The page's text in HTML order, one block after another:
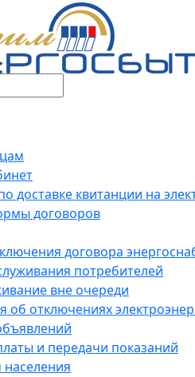
доставке квитанции на
договоров
договора
потребителей
вне очереди
об отключениях
и передачи показаний